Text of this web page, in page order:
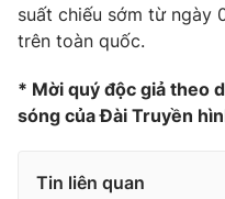
® Cấm sao chép dưới mọi
suất chiếu sớm từ ngày
trên toàn quốc.
* Mời quý độc giả theo
sóng của Đài Truyền
Tin liên quan